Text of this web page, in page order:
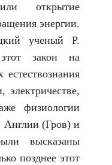
открытие
энергии.
ученый Р.
закон на
электричестве,
физиологии
Англии (Гров) и
высказаны
позднее этот